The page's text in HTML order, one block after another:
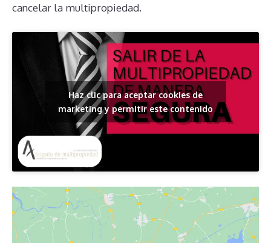
cancelar la multipropiedad.
Haz clic para aceptar cookies de
marketing y permitir este contenido